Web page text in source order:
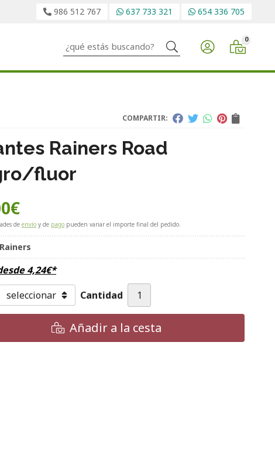
986 512 767 637 733 321 654 336 705
Buscar 0
COMPARTIR:
Rainers Road
fluor
€
de envío y de pago pueden variar el importe final del pedido.
Rainers
4,24€*
Cantidad
Añadir a la cesta